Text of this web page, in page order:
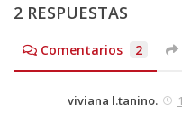
2 RESPUESTAS
Comentarios 2
viviana l.tanino.